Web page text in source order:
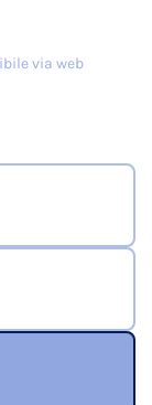
via web